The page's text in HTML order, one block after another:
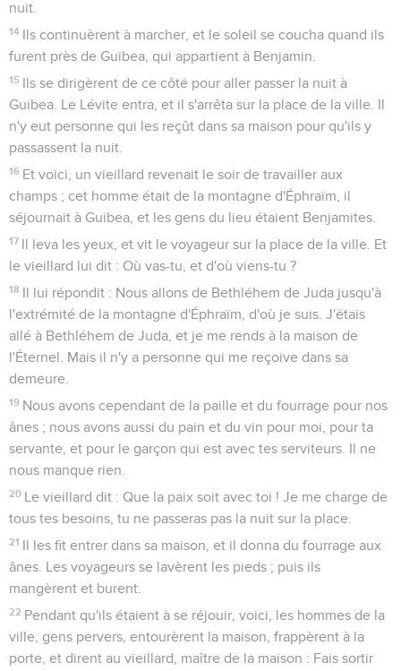
nuit.
14 Ils continuèrent à marcher, et le soleil se coucha quand ils
furent près de Guibea, qui appartient à Benjamin.
15 Ils se dirigèrent de ce côté pour aller passer la nuit à
Guibea. Le Lévite entra, et il s'arrêta sur la place de la ville. Il
n'y eut personne qui les reçût dans sa maison pour qu'ils y
passassent la nuit.
16 Et voici, un vieillard revenait le soir de travailler aux
champs ; cet homme était de la montagne d'Éphraïm, il
séjournait à Guibea, et les gens du lieu étaient Benjamites.
17 Il leva les yeux, et vit le voyageur sur la place de la ville. Et
le vieillard lui dit : Où vas-tu, et d'où viens-tu ?
18 Il lui répondit : Nous allons de Bethléhem de Juda jusqu'à
l'extrémité de la montagne d'Éphraïm, d'où je suis. J'étais
allé à Bethléhem de Juda, et je me rends à la maison de
l'Éternel. Mais il n'y a personne qui me reçoive dans sa
demeure.
19 Nous avons cependant de la paille et du fourrage pour nos
ânes ; nous avons aussi du pain et du vin pour moi, pour ta
servante, et pour le garçon qui est avec tes serviteurs. Il ne
nous manque rien.
20 Le vieillard dit : Que la paix soit avec toi ! Je me charge de
tous tes besoins, tu ne passeras pas la nuit sur la place.
21 Il les fit entrer dans sa maison, et il donna du fourrage aux
ânes. Les voyageurs se lavèrent les pieds ; puis ils
mangèrent et burent.
22 Pendant qu'ils étaient à se réjouir, voici, les hommes de la
ville, gens pervers, entourèrent la maison, frappèrent à la
porte, et dirent au vieillard, maître de la maison : Fais sortir